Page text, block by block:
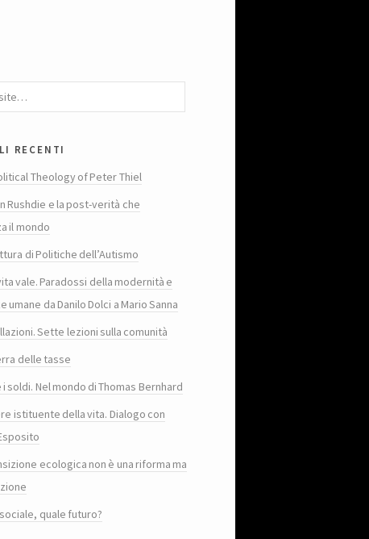
recenti
Theology of Peter Thiel
Rushdie e la post-verità che
il mondo
di Politiche dell’Autismo
vale. Paradossi della modernità e
umane da Danilo Dolci a Mario Sanna
Sette lezioni sulla comunità
delle tasse
i soldi. Nel mondo di Thomas Bernhard
istituente della vita. Dialogo con
ecologica non è una riforma ma
quale futuro?